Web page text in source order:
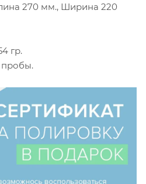
270 мм., Ширина 220
гр.
пробы.